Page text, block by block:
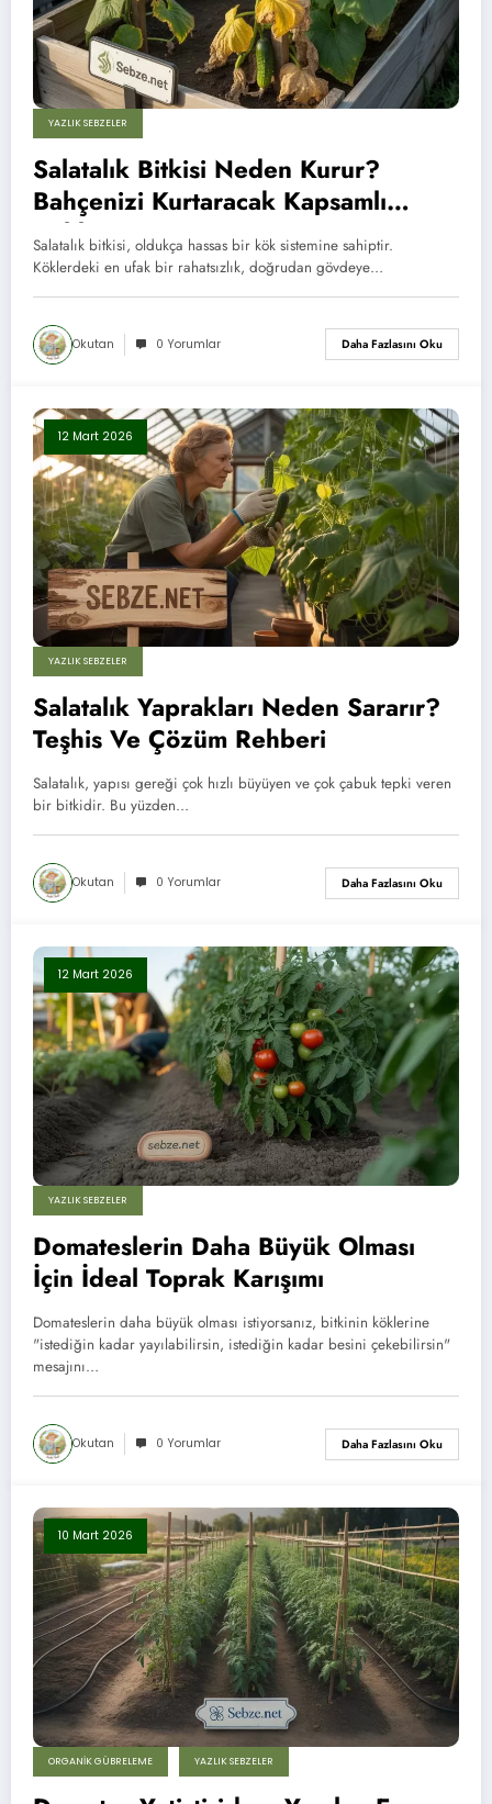
YAZLIK SEBZELER
Salatalık Bitkisi Neden Kurur?
Bahçenizi Kurtaracak Kapsamlı
Rehber
Salatalık bitkisi, oldukça hassas bir kök sistemine sahiptir.
Köklerdeki en ufak bir rahatsızlık, doğrudan gövdeye…
Okutan 0 Yorumlar Daha Fazlasını Oku
12 Mart 2026
YAZLIK SEBZELER
Salatalık Yaprakları Neden Sararır?
Teşhis Ve Çözüm Rehberi
Salatalık, yapısı gereği çok hızlı büyüyen ve çok çabuk tepki veren
bir bitkidir. Bu yüzden…
Okutan 0 Yorumlar Daha Fazlasını Oku
12 Mart 2026
YAZLIK SEBZELER
Domateslerin Daha Büyük Olması
İçin İdeal Toprak Karışımı
Domateslerin daha büyük olması istiyorsanız, bitkinin köklerine
"istediğin kadar yayılabilirsin, istediğin kadar besini çekebilirsin"
mesajını…
Okutan 0 Yorumlar Daha Fazlasını Oku
10 Mart 2026
ORGANIK GÜBRELEME YAZLIK SEBZELER